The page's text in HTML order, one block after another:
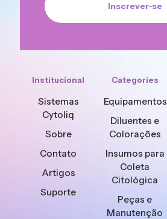
Institucional
Sistemas
Cytoliq
Sobre
Contato
Artigos
Suporte
Categories
Equipamentos
Diluentes e
Colorações
Insumos para
Coleta
Citológica
Peças e
Manutenção